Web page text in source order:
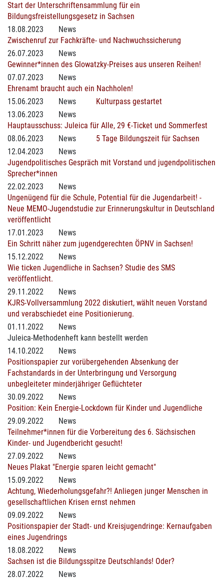
Start der Unterschriftensammlung für ein
Bildungsfreistellungsgesetz in Sachsen
18.08.2023
News
Zwischenruf zur Fachkräfte- und Nachwuchssicherung
26.07.2023
News
Gewinner*innen des Glowatzky-Preises aus unseren Reihen!
07.07.2023
News
Ehrenamt braucht auch ein Nachholen!
15.06.2023
News
Kulturpass gestartet
13.06.2023
News
Hauptausschuss: Juleica für Alle, 29 €-Ticket und Sommerfest
08.06.2023
News
5 Tage Bildungszeit für Sachsen
12.04.2023
News
Jugendpolitisches Gespräch mit Vorstand und jugendpolitischen
Sprecher*innen
22.02.2023
News
Ungenügend für die Schule, Potential für die Jugendarbeit! -
Neue MEMO-Jugendstudie zur Erinnerungskultur in Deutschland
veröffentlicht
17.01.2023
News
Ein Schritt näher zum jugendgerechten ÖPNV in Sachsen!
15.12.2022
News
Wie ticken Jugendliche in Sachsen? Studie des SMS
veröffentlicht.
29.11.2022
News
KJRS-Vollversammlung 2022 diskutiert, wählt neuen Vorstand
und verabschiedet eine Positionierung.
01.11.2022
News
Juleica-Methodenheft kann bestellt werden
14.10.2022
News
Positionspapier zur vorübergehenden Absenkung der
Fachstandards in der Unterbringung und Versorgung
unbegleiteter minderjähriger Geflüchteter
30.09.2022
News
Position: Kein Energie-Lockdown für Kinder und Jugendliche
29.09.2022
News
Teilnehmer*innen für die Vorbereitung des 6. Sächsischen
Kinder- und Jugendbericht gesucht!
27.09.2022
News
Neues Plakat "Energie sparen leicht gemacht"
15.09.2022
News
Achtung, Wiederholungsgefahr?! Anliegen junger Menschen in
gesellschaftlichen Krisen ernst nehmen
09.09.2022
News
Positionspapier der Stadt- und Kreisjugendringe: Kernaufgaben
eines Jugendrings
18.08.2022
News
Sachsen ist die Bildungsspitze Deutschlands! Oder?
28.07.2022
News